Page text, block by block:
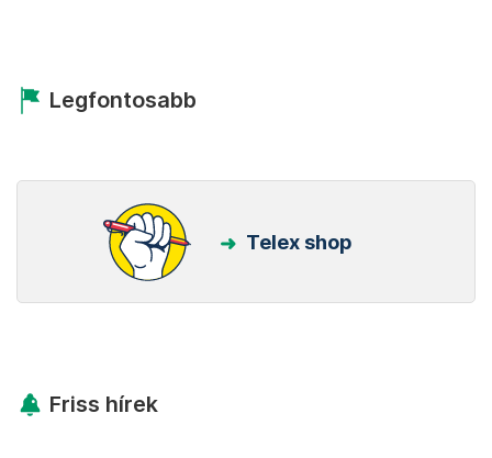
Legfontosabb
Telex shop
Friss hírek